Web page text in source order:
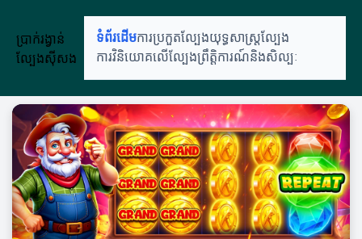
ប្រាក់រង្វាន់
ល្បែងស៊ីសង
ទំព័រដើមការប្រកួតល្បែងយុទ្ធសាស្ត្រល្បែង
ការវិនិយោគលើល្បែងព្រឹត្តិការណ៍និងសិល្បៈ